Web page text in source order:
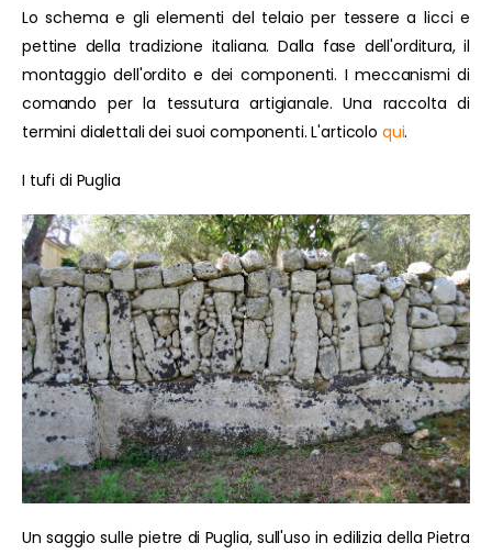
Lo schema e gli elementi del telaio per tessere a licci e
pettine della tradizione italiana. Dalla fase dell'orditura, il
montaggio dell'ordito e dei componenti. I meccanismi di
comando per la tessutura artigianale. Una raccolta di
termini dialettali dei suoi componenti. L'articolo qui.
I tufi di Puglia
Un saggio sulle pietre di Puglia, sull'uso in edilizia della Pietra